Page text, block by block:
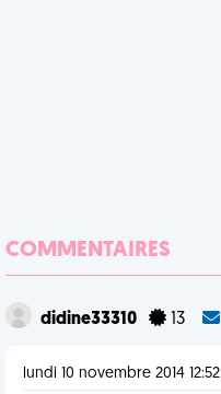
COMMENTAIRES
didine33310 13
lundi 10 novembre 2014 12:52